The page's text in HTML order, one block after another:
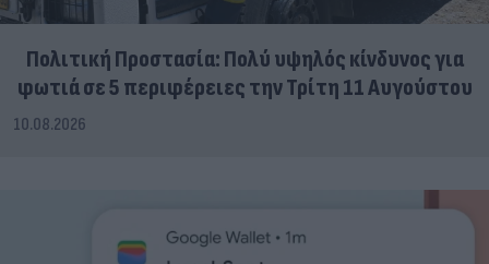
Πολιτική Προστασία: Πολύ υψηλός κίνδυνος για
φωτιά σε 5 περιφέρειες την Τρίτη 11 Αυγούστου
10.08.2026